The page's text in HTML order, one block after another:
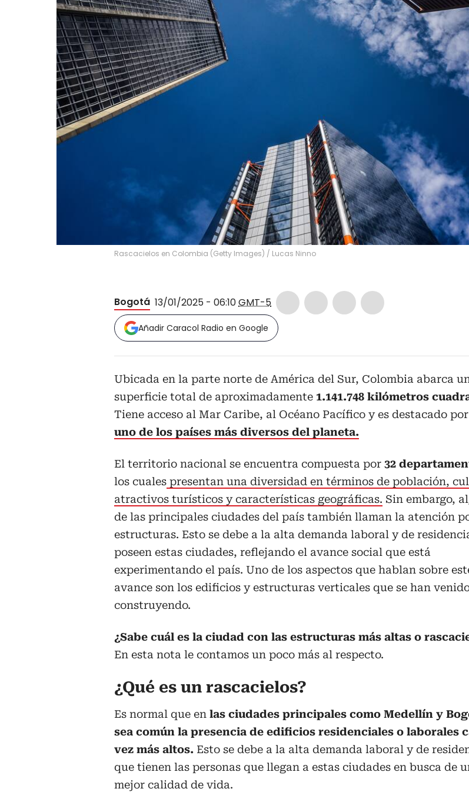
Rascacielos en Colombia (Getty Images) / Lucas Ninno
Bogotá 13/01/2025 - 06:10GMT-5
Añadir Caracol Radio en Google
Ubicada en la parte norte de América del Sur, Colombia abarca
superficie total de aproximadamente 1.141.748 kilómetros
Tiene acceso al Mar Caribe, al Océano Pacífico y es destacado por
uno de los países más diversos del planeta.
El territorio nacional se encuentra compuesta por 32
los cuales presentan una diversidad en términos de población,
atractivos turísticos y características geográficas. Sin embargo,
de las principales ciudades del país también llaman la atención
estructuras. Esto se debe a la alta demanda laboral y de
poseen estas ciudades, reflejando el avance social que está
experimentando el país. Uno de los aspectos que hablan sobre
avance son los edificios y estructuras verticales que se han
construyendo.
¿Sabe cuál es la ciudad con las estructuras más altas o
En esta nota le contamos un poco más al respecto.
¿Qué es un rascacielos?
Es normal que en las ciudades principales como Medellín y
sea común la presencia de edificios residenciales o laborales
vez más altos. Esto se debe a la alta demanda laboral y de
que tienen las personas que llegan a estas ciudades en busca de
mejor calidad de vida.